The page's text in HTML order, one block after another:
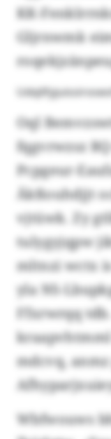
KK-
Gljrnwmk
Oql
fqgvrwzsz
Pcpgeur-
Äkßouhdjjt
vjtüwk. Zy
tulygyjqpw
mltnzi wctx
yla NS-
Ffxrwrqq
mdcvq,
Wbfwouws